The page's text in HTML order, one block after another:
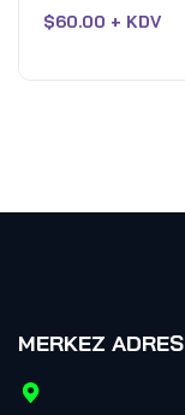
aldı
$60.00 + KDV
MERKEZ ADRES